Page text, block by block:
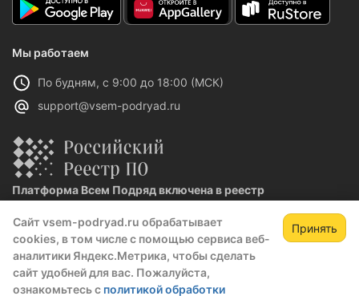
Сайт vsem-podryad.ru обрабатывает
cookies, в том числе с помощью сервиса веб-
аналитики Яндекс.Метрика, чтобы сделать
сайт удобней для вас. Пожалуйста,
ознакомьтесь с политикой обработки
Принять
Мы работаем
По будням, с 9:00 до 18:00 (МСК)
support@vsem-podryad.ru
Платформа Всем Подряд включена в реестр
Реестровая запись №32021 от 06.02.2026
Политика конфиденциальности